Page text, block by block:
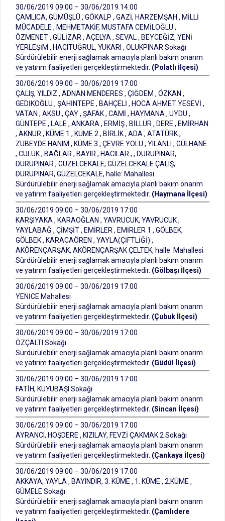
30/06/2019 09:00 – 30/06/2019 14:00
ÇAMLICA, GÜMÜŞLÜ , GÖKALP , GAZİ, HARZEMŞAH , MİLLİ
MÜCADELE , MEHMETAKİF, MUSTAFA CEMİLOĞLU ,
ÖZMENET , GÜLİZAR , AÇELYA , SEVAL , BEYCEĞİZ, YENİ
YERLEŞİM , HACITUĞRUL, YUKARI , OLUKPINAR Sokağı
Sürdürülebilir enerji sağlamak amacıyla planlı bakım onarım
ve yatırım faaliyetleri gerçekleştirmektedir. (Polatlı İlçesi)
30/06/2019 09:00 – 30/06/2019 17:00
ÇALIŞ, YILDIZ , ADNAN MENDERES , ÇİĞDEM , ÖZKAN ,
GEDİKOĞLU , ŞAHİNTEPE , BAHÇELİ , HOCA AHMET YESEVİ ,
VATAN , AKSU , ÇAY , ŞAFAK , CAMİ , HAYMANA , UYDU ,
GÜNTEPE , LALE , ANKARA , ERMİŞ , BİLLUR , DERE , EMİRHAN
, AKNUR , KÜME 1 , KÜME 2 , BİRLİK , ADA , ATATÜRK ,
ZÜBEYDE HANIM , KÜME 3 , ÇEVRE YOLU , YILANLI , GÜLHANE
, CULUK , BAĞLAR , BAYIR , HACILAR , , DURUPINAR,
DURUPINAR , GÜZELCEKALE, GÜZELCEKALE ÇALIŞ,
DURUPINAR, GÜZELCEKALE, halle: Mahallesi
Sürdürülebilir enerji sağlamak amacıyla planlı bakım onarım
ve yatırım faaliyetleri gerçekleştirmektedir. (Haymana İlçesi)
30/06/2019 09:00 – 30/06/2019 17:00
KARŞIYAKA , KARAOĞLAN , YAVRUCUK, YAVRUCUK ,
YAYLABAĞ , ÇİMŞİT , EMİRLER , EMİRLER 1 , GÖLBEK,
GÖLBEK , KARACAÖREN , YAYLA(ÇİFTLİĞİ) ,
AKÖRENÇARŞAK, AKÖRENÇARŞAK ÇELTEK, halle: Mahallesi
Sürdürülebilir enerji sağlamak amacıyla planlı bakım onarım
ve yatırım faaliyetleri gerçekleştirmektedir. (Gölbaşı İlçesi)
30/06/2019 09:00 – 30/06/2019 17:00
YENİCE Mahallesi
Sürdürülebilir enerji sağlamak amacıyla planlı bakım onarım
ve yatırım faaliyetleri gerçekleştirmektedir. (Çubuk İlçesi)
30/06/2019 09:00 – 30/06/2019 17:00
ÖZÇALTI Sokağı
Sürdürülebilir enerji sağlamak amacıyla planlı bakım onarım
ve yatırım faaliyetleri gerçekleştirmektedir. (Güdül İlçesi)
30/06/2019 09:00 – 30/06/2019 17:00
FATİH, KUYUBAŞI Sokağı
Sürdürülebilir enerji sağlamak amacıyla planlı bakım onarım
ve yatırım faaliyetleri gerçekleştirmektedir. (Sincan İlçesi)
30/06/2019 09:00 – 30/06/2019 17:00
AYRANCI, HOŞDERE , KIZILAY, FEVZİ ÇAKMAK 2 Sokağı
Sürdürülebilir enerji sağlamak amacıyla planlı bakım onarım
ve yatırım faaliyetleri gerçekleştirmektedir. (Çankaya İlçesi)
30/06/2019 09:00 – 30/06/2019 17:00
AKKAYA, YAYLA , BAYINDIR, 3. KÜME , 1. KÜME , 2.KÜME ,
GÜMELE Sokağı
Sürdürülebilir enerji sağlamak amacıyla planlı bakım onarım
ve yatırım faaliyetleri gerçekleştirmektedir. (Çamlıdere